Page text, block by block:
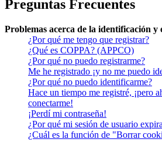
Preguntas Frecuentes
Problemas acerca de la identificación y
¿Por qué me tengo que registrar?
¿Qué es COPPA? (APPCO)
¿Por qué no puedo registrarme?
Me he registrado ¡y no me puedo
¿Por qué no puedo identificarme?
Hace un tiempo me registré, ¡pero
conectarme!
¡Perdí mi contraseña!
¿Por qué mi sesión de usuario
¿Cuál es la función de "Borrar